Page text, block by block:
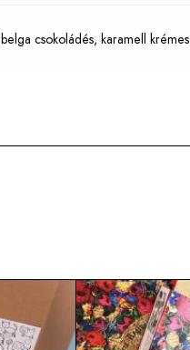
belga csokoládés, karamell krémes